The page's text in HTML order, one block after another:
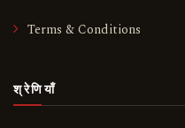
Terms & Conditions
श्रेणियाँ